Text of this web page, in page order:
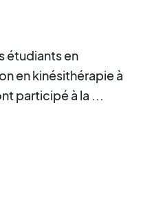
étudiants en
en kinésithérapie à
participé à la ...